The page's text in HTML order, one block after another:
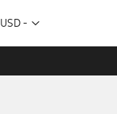
Moneda
USD -